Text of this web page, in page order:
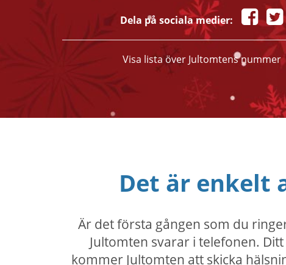
Dela på sociala medier:
Visa lista över Jultomtens nummer
Det är enkelt
Är det första gången som du
Jultomten svarar i telefonen.
kommer Jultomten att skicka